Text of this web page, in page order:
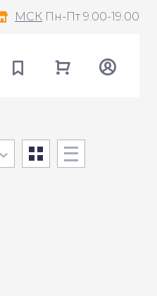
МСК Пн-Пт 9.00-19.00